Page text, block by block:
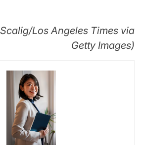
Los Angeles Times via
Getty Images)